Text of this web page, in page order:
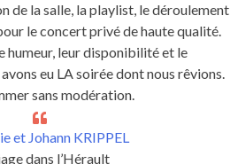
de la salle, la playlist, le déroulement
le concert privé de haute qualité.
humeur, leur disponibilité et le
eu LA soirée dont nous rêvions.
sans modération.
et Johann KRIPPEL
dans l’Hérault